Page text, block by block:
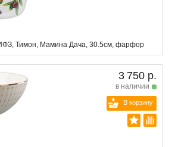
Тимон, Мамина Дача, 30.5см, фарфор
3 750 р.
в наличии
В корзину